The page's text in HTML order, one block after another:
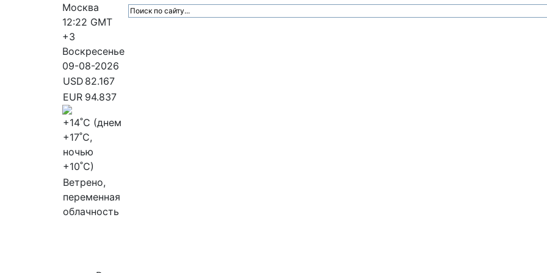
Москва
12:22 GMT
+3
Воскресенье
09-08-2026
USD 82.167
EUR 94.837
+14˚C (днем
+17˚C,
ночью
+10˚C)
Ветрено,
переменная
облачность